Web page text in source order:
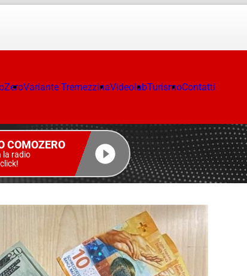
Variante TremezzinaVideolabTurismoContatti
COMOZERO
la radio